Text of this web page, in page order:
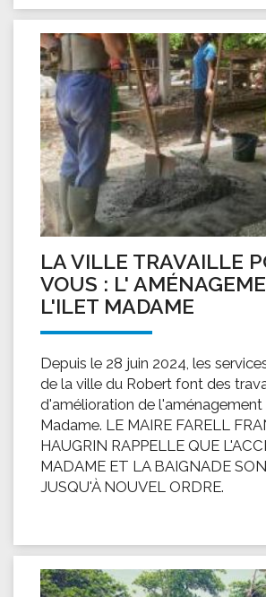
LA VILLE TRAVAILLE
VOUS : L'
L'ILET MADAME
Depuis le 28 juin 2024, les
de la ville du Robert font des
d'amélioration de l'aménagement
Madame. LE MAIRE FARELL
HAUGRIN RAPPELLE QUE
MADAME ET LA BAIGNADE
JUSQU'À NOUVEL ORDRE.